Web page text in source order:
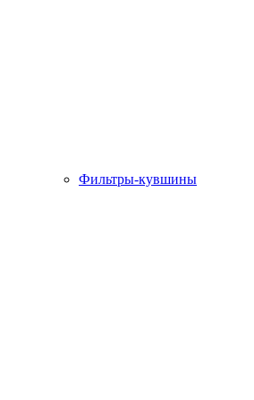
Фильтры-кувшины